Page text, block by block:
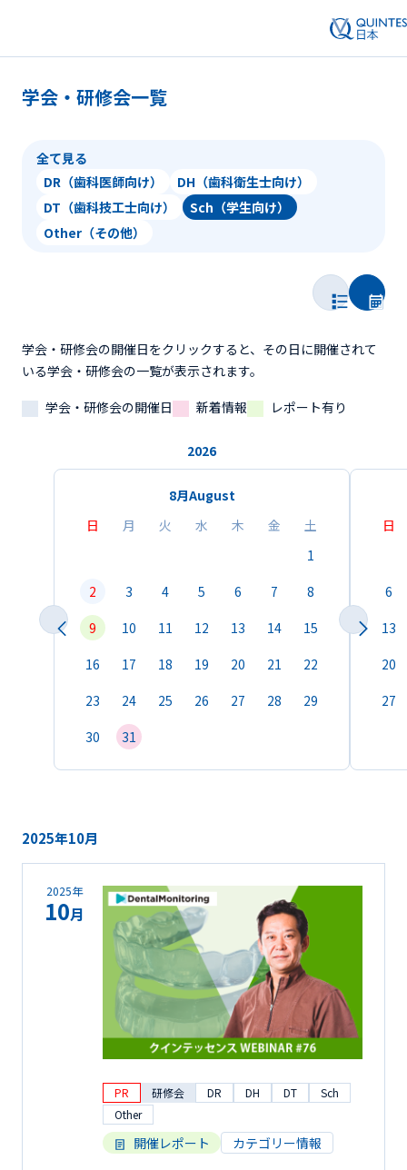
学会・研修会一覧
全て見る
DR（歯科医師向け）
DH（歯科衛生士向け）
DT（歯科技工士向け）
Sch（学生向け）
Other（その他）
学会・研修会の開催日をクリックすると、その日に開催されて
いる学会・研修会の一覧が表示されます。
学会・研修会の開催日
新着情報 レポート有り
2026
8月August
日
月 火 水 木 金
土
1
2
3 4 5 6 7
8
9
10 11 12 13 14
15
16
17 18 19 20 21
22
23
24 25 26 27 28
29
30
31
日
6
13
20
27
2025年10月
2025年
10月
PR 研修会 DR DH DT
Sch
Other
開催レポート カテゴリー情報